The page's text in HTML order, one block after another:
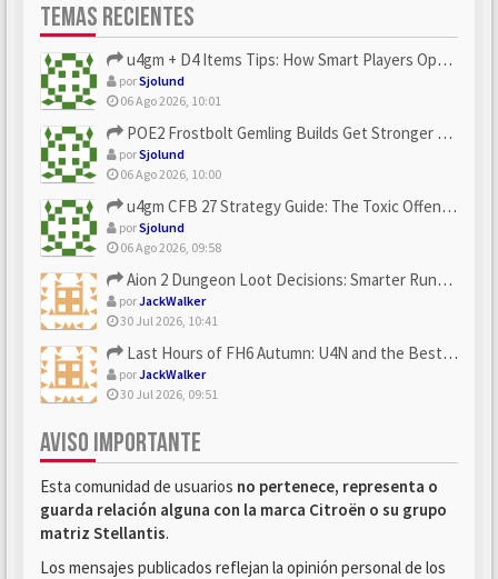
TEMAS RECIENTES
u4gm + D4 Items Tips: How Smart Players Optimize Gear, Build...
porSjolund
06 Ago 2026, 10:01
POE2 Frostbolt Gemling Builds Get Stronger With u4gm’s Ice C...
porSjolund
06 Ago 2026, 10:00
u4gm CFB 27 Strategy Guide: The Toxic Offensive Scheme Your ...
porSjolund
06 Ago 2026, 09:58
Aion 2 Dungeon Loot Decisions: Smarter Runs With U4N
porJackWalker
30 Jul 2026, 10:41
Last Hours of FH6 Autumn: U4N and the Best Rewards to Grab
porJackWalker
30 Jul 2026, 09:51
AVISO IMPORTANTE
Esta comunidad de usuarios no pertenece, representa o
guarda relación alguna con la marca Citroën o su grupo
matriz Stellantis.
Los mensajes publicados reflejan la opinión personal de los